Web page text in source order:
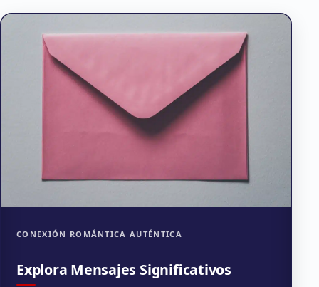
CONEXIÓN ROMÁNTICA AUTÉNTICA
Explora Mensajes Significativos